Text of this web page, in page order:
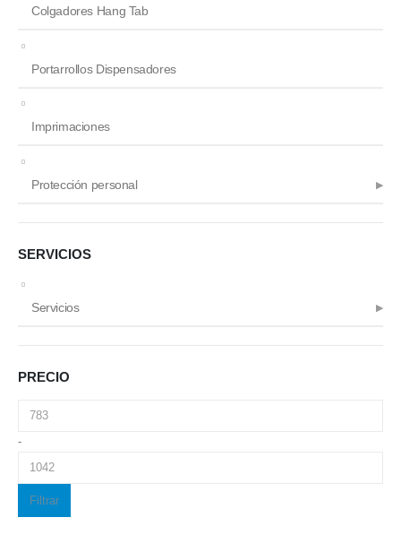
Colgadores Hang Tab
Portarrollos Dispensadores
Imprimaciones
Protección personal
SERVICIOS
Servicios
PRECIO
-
Filtrar